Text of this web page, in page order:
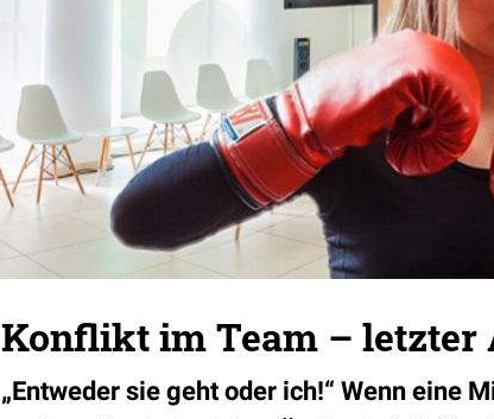
Konflikt im Team – letzter
„Entweder sie geht oder ich!“ Wenn eine